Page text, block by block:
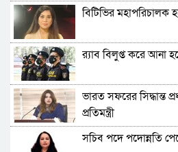
বিটিভির মহাপরিচালক
র‍্যাব বিলুপ্ত করে আনা
ভারত সফরের সিদ্ধান্ত
প্রতিমন্ত্রী
সচিব পদে পদোন্নতি